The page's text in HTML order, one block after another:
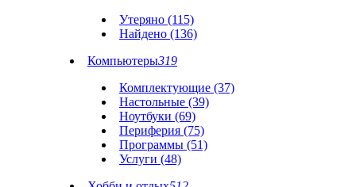
Утеряно (115)
Найдено (136)
Компьютеры319
Комплектующие (37)
Настольные (39)
Ноутбуки (69)
Периферия (75)
Программы (51)
Услуги (48)